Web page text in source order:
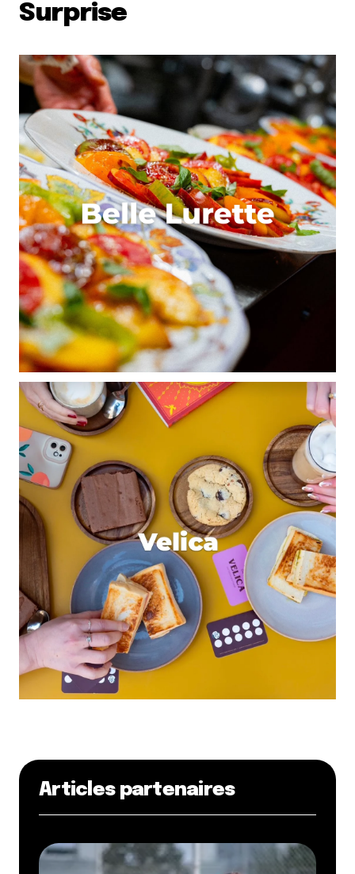
Surprise
Articles partenaires